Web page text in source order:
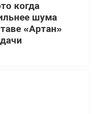
когда
шума
«Артан»